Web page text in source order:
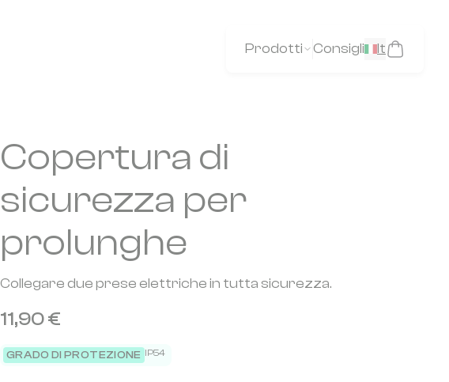
Prodotti Consigli It
Copertura di
sicurezza per
prolunghe
Collegare due prese elettriche in tutta sicurezza.
11,90 €
GRADO DI PROTEZIONE IP54